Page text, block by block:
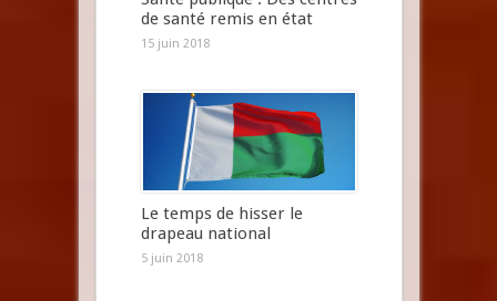
de santé remis en état
15 juin 2018
Le temps de hisser le
drapeau national
5 juin 2018